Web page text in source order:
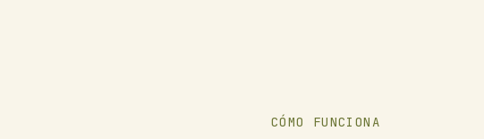
CÓMO FUNCIONA